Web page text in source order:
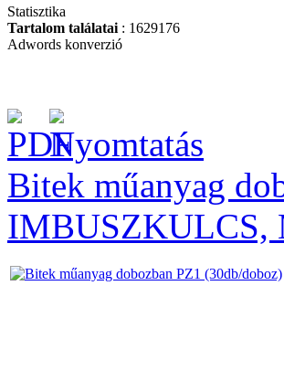
Statisztika
Tartalom találatai : 1629176
Adwords konverzió
Bitek műanyag
IMBUSZKULCS,
140db-os
BAHCO Limitált
kiadás szerszámkocsi-